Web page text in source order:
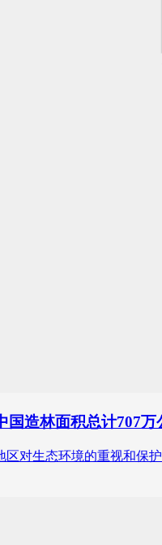
国造林面积总计707万
对生态环境的重视和保